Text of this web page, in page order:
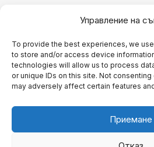
Управление на
To provide the best experiences, we
to store and/or access device
technologies will allow us to process
or unique IDs on this site. Not
may adversely affect certain features
Приемане
Няма архиви за показване.
Категории